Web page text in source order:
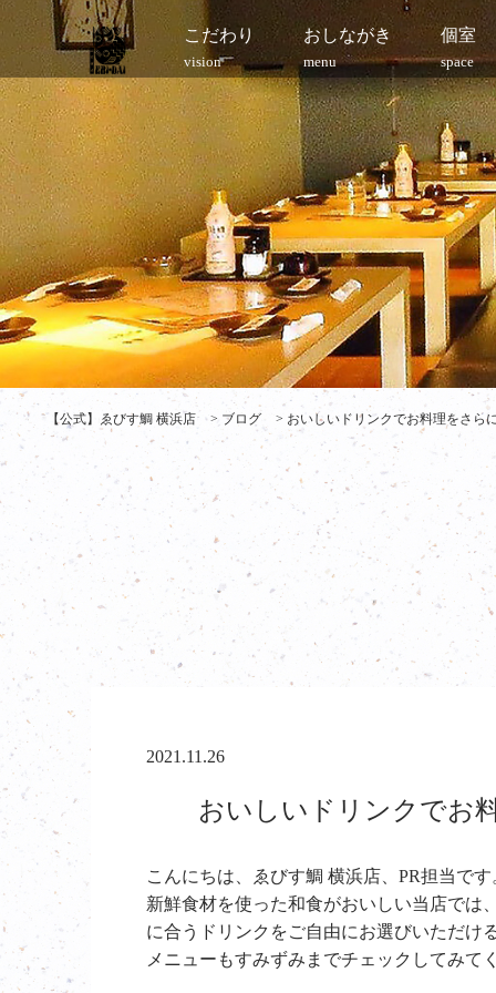
こだわり
vision
おしながき
menu
個室
space
【公式】ゑびす鯛 横浜店 > ブログ > おいしいドリンクでお料理をさら
2021.11.26
おいしいドリンクでお
こんにちは、ゑびす鯛 横浜店、PR担当です
新鮮食材を使った和食がおいしい当店では
に合うドリンクをご自由にお選びいただけ
メニューもすみずみまでチェックしてみ